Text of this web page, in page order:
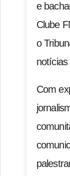
e
Clube
o
Com